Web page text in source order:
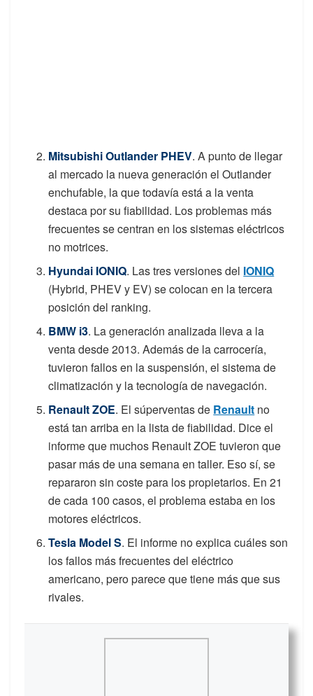
Mitsubishi Outlander PHEV. A punto de llegar
al mercado la nueva generación el Outlander
enchufable, la que todavía está a la venta
destaca por su fiabilidad. Los problemas más
frecuentes se centran en los sistemas eléctricos
no motrices.
Hyundai IONIQ. Las tres versiones del IONIQ
(Hybrid, PHEV y EV) se colocan en la tercera
posición del ranking.
BMW i3. La generación analizada lleva a la
venta desde 2013. Además de la carrocería,
tuvieron fallos en la suspensión, el sistema de
climatización y la tecnología de navegación.
Renault ZOE. El súperventas de Renault no
está tan arriba en la lista de fiabilidad. Dice el
informe que muchos Renault ZOE tuvieron que
pasar más de una semana en taller. Eso sí, se
repararon sin coste para los propietarios. En 21
de cada 100 casos, el problema estaba en los
motores eléctricos.
Tesla Model S. El informe no explica cuáles son
los fallos más frecuentes del eléctrico
americano, pero parece que tiene más que sus
rivales.